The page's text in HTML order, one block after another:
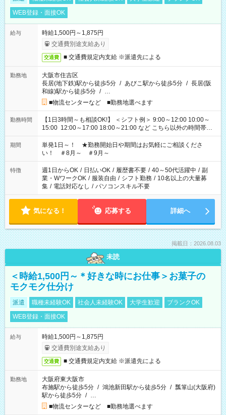
WEB登録・面接OK
給与
時給1,500円～1,875円
交通費別途支給あり
交通費 ■ 交通費規定内支給 ※派遣先による
勤務地
大阪市住吉区
長居(地下鉄)駅から徒歩5分 / あびこ駅から徒歩5分 / 長居(阪
和線)駅から徒歩5分 / …
■物流センターなど ■勤務地選べます
勤務時間
【1日3時間～も相談OK!】 ＜シフト例＞ 9:00～12:00 10:00～
15:00 12:00～17:00 18:00～21:00 など こちら以外の時間帯も
お気軽にご相談ください！
期間
単発1日～！ ★勤務開始日や期間はお気軽にご相談くださ
い！ ＃8月～ ＃9月～
特徴 週1日からOK / 日払いOK / 履歴書不要 / 40～50代活躍中 / 副
業・WワークOK / 服装自由 / シフト勤務 / 10名以上の大量募
集 / 電話対応なし / パソコンスキル不要
気になる！ 応募する 詳細へ
掲載日：2026.08.03
未読
＜時給1,500円～＊好きな時にお仕事＞お菓子の
モクモク仕分け
派遣 職種未経験OK 社会人未経験OK 大学生歓迎
ブランクOK
WEB登録・面接OK
給与
時給1,500円～1,875円
交通費別途支給あり
交通費 ■ 交通費規定内支給 ※派遣先による
勤務地
大阪府東大阪市
布施駅から徒歩5分 / 鴻池新田駅から徒歩5分 / 瓢箪山(大阪府)
駅から徒歩5分 / …
■物流センターなど ■勤務地選べます